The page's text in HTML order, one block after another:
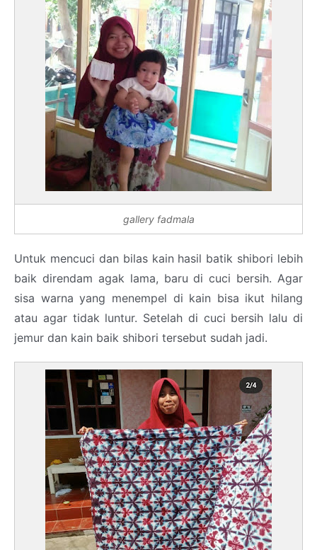
gallery fadmala
Untuk mencuci dan bilas kain hasil batik shibori lebih
baik direndam agak lama, baru di cuci bersih. Agar
sisa warna yang menempel di kain bisa ikut hilang
atau agar tidak luntur. Setelah di cuci bersih lalu di
jemur dan kain baik shibori tersebut sudah jadi.